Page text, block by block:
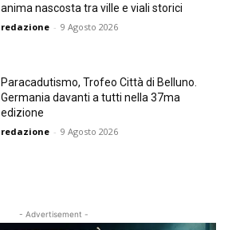
anima nascosta tra ville e viali storici
redazione - 9 Agosto 2026
Paracadutismo, Trofeo Città di Belluno.
Germania davanti a tutti nella 37ma
edizione
redazione - 9 Agosto 2026
- Advertisement -